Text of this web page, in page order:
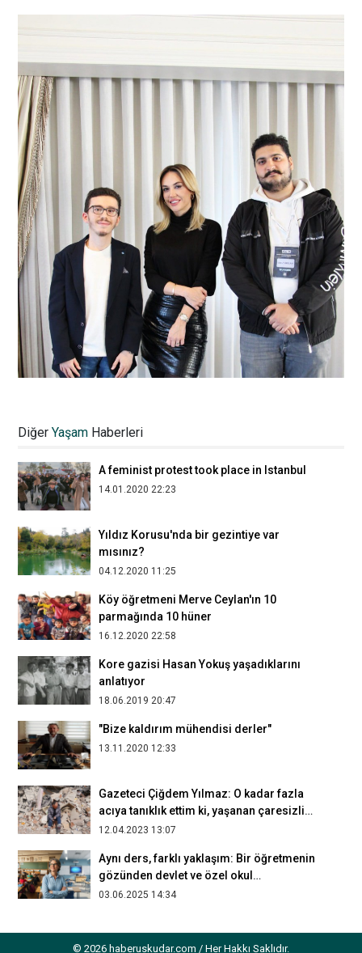
DiğerYaşam Haberleri
A feminist protest took place in Istanbul
14.01.2020 22:23
Yıldız Korusu'nda bir gezintiye var
mısınız?
04.12.2020 11:25
Köy öğretmeni Merve Ceylan'ın 10
parmağında 10 hüner
16.12.2020 22:58
Kore gazisi Hasan Yokuş yaşadıklarını
anlatıyor
18.06.2019 20:47
"Bize kaldırım mühendisi derler"
13.11.2020 12:33
Gazeteci Çiğdem Yılmaz: O kadar fazla
acıya tanıklık ettim ki, yaşanan çaresizliği
iliklerime kadar hissettim
12.04.2023 13:07
Aynı ders, farklı yaklaşım: Bir öğretmenin
gözünden devlet ve özel okul
karşılaştırması
03.06.2025 14:34
© 2026 haberuskudar.com / Her Hakkı Saklıdır.